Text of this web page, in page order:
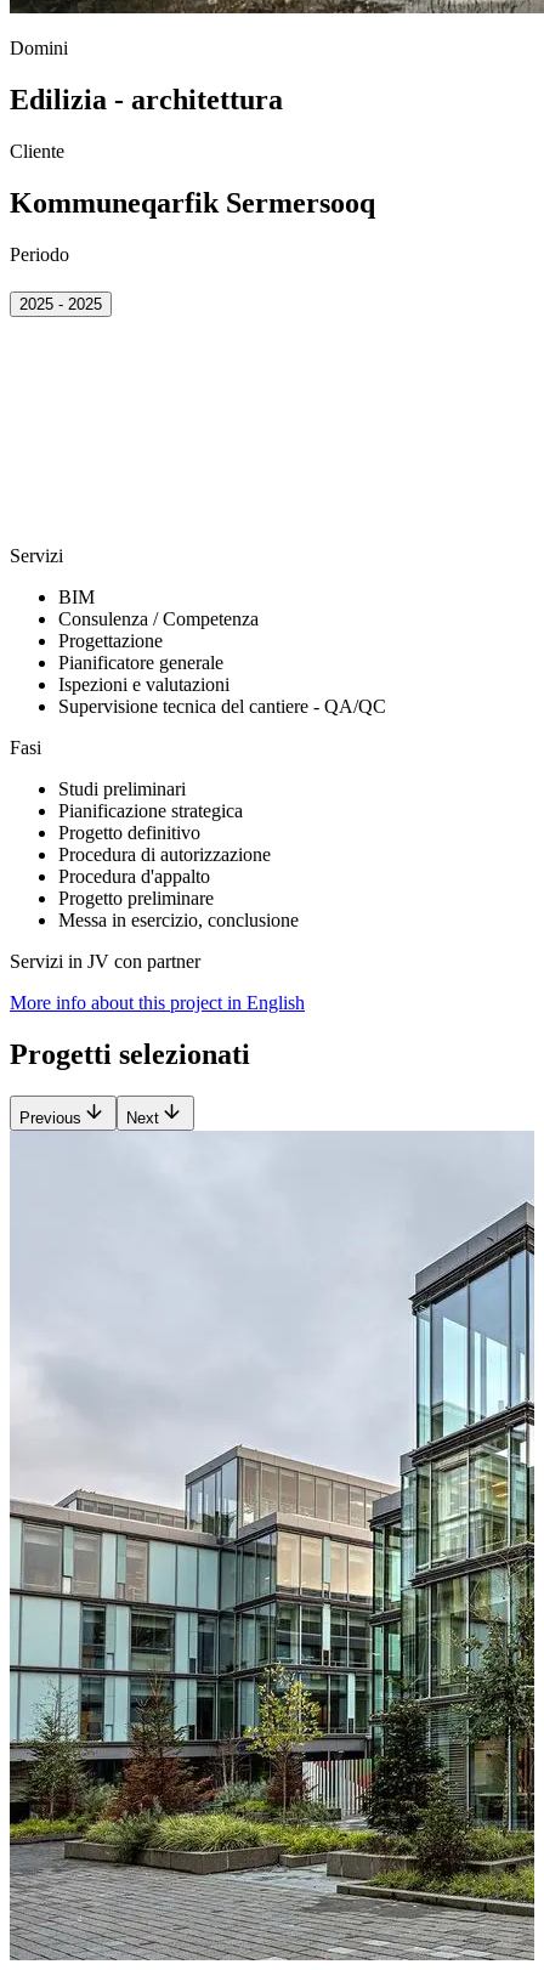
Domini
Edilizia - architettura
Cliente
Kommuneqarfik Sermersooq
Periodo
2025 - 2025
Servizi
BIM
Consulenza / Competenza
Progettazione
Pianificatore generale
Ispezioni e valutazioni
Supervisione tecnica del cantiere - QA/QC
Fasi
Studi preliminari
Pianificazione strategica
Progetto definitivo
Procedura di autorizzazione
Procedura d'appalto
Progetto preliminare
Messa in esercizio, conclusione
Servizi in JV con partner
More info about this project in English
Progetti selezionati
Previous Next